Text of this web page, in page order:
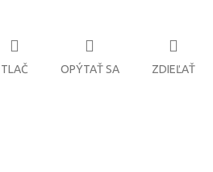
TLAČ OPÝTAŤ SA ZDIEĽAŤ